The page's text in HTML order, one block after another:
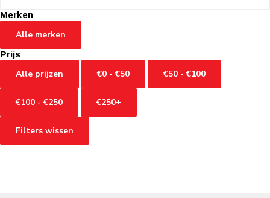
Merken
Alle merken
Prijs
Alle prijzen €0 - €50 €50 - €100
€100 - €250 €250+
Filters wissen